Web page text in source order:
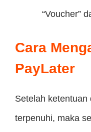
“Voucher”
Cara
PayLater
Setelah
terpenuhi, maka